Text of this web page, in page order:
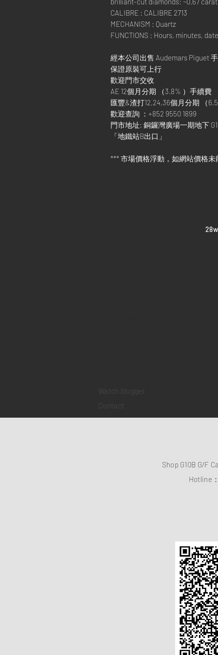
CALIBRE : CALIBRE 2713
MECHANISM : Quartz
FUNCTIONS : Hours, minutes, date
經本公司出售 Audemars Piguet
保證原裝可上行
歡迎門市交收
AE 12個月分期 （3.8% ）手續費
匯豐&渣打12,24,36個月分期 （
歡迎查詢 ：+852 9550 1899
門市地址: 銅鑼灣廣場一期地下
「地鐵站B出口」
*** 市場價格浮動，如網站價格
Watch blogger
Contact
Shop G10B G/F
Hotline